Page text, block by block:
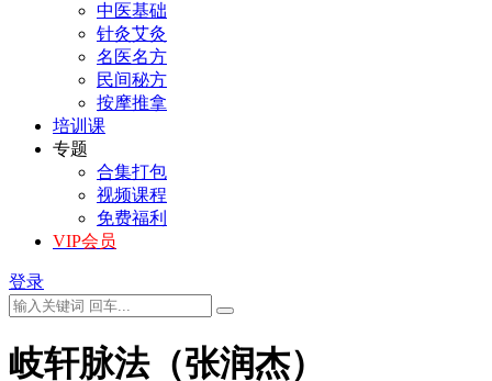
中医基础
针灸艾灸
名医名方
民间秘方
按摩推拿
培训课
专题
合集打包
视频课程
免费福利
VIP会员
登录
岐轩脉法（张润杰）